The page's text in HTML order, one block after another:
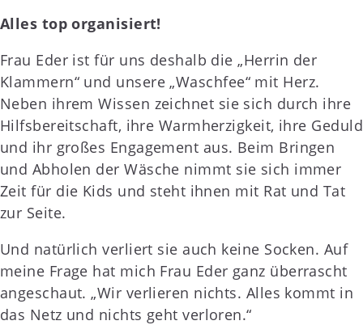
Alles top organisiert!
Frau Eder ist für uns deshalb die „Herrin der
Klammern“ und unsere „Waschfee“ mit Herz.
Neben ihrem Wissen zeichnet sie sich durch ihre
Hilfsbereitschaft, ihre Warmherzigkeit, ihre Geduld
und ihr großes Engagement aus. Beim Bringen
und Abholen der Wäsche nimmt sie sich immer
Zeit für die Kids und steht ihnen mit Rat und Tat
zur Seite.
Und natürlich verliert sie auch keine Socken. Auf
meine Frage hat mich Frau Eder ganz überrascht
angeschaut. „Wir verlieren nichts. Alles kommt in
das Netz und nichts geht verloren.“